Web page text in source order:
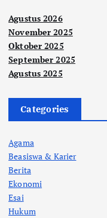
Agustus 2026
November 2025
Oktober 2025
September 2025
Agustus 2025
Categories
Agama
Beasiswa & Karier
Berita
Ekonomi
Esai
Hukum